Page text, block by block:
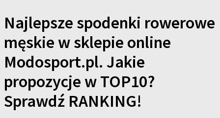
Najlepsze spodenki rowerowe
męskie w sklepie online
Modosport.pl. Jakie
propozycje w TOP10?
Sprawdź RANKING!